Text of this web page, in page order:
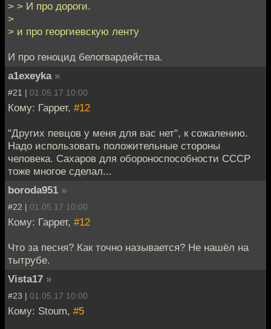
> > И про дороги.
>
> и про георгиевскую ленту
И про геноцид белогвардейства.
a1exeyka »
#21 | 01.05.17 10:00
Кому: Гаррет, #12
"Других певцов у меня для вас нет", к сожалению.
Надо использовать положительные стороны
человека. Сахаров для обороноспособности СССР
тоже многое сделал...
boroda951 »
#22 | 01.05.17 10:00
Кому: Гаррет, #12
Что за песня? Как точно называется? Не нашёл на
тытрубе.
Vista17 »
#23 | 01.05.17 10:00
Кому: Stoum, #5